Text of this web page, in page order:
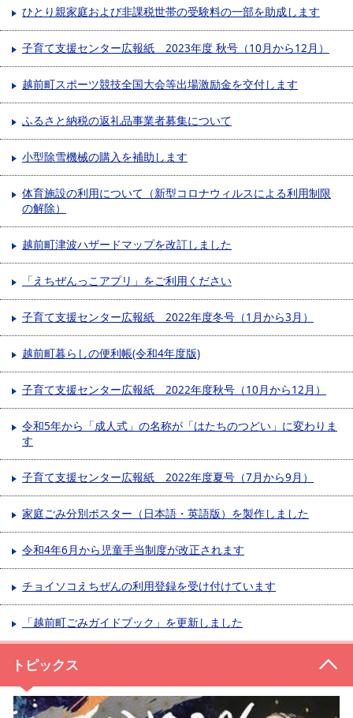
ひとり親家庭および非課税世帯の受験料の一部を助成します
子育て支援センター広報紙 2023年度 秋号（10月から12月）
越前町スポーツ競技全国大会等出場激励金を交付します
ふるさと納税の返礼品事業者募集について
小型除雪機械の購入を補助します
体育施設の利用について（新型コロナウィルスによる利用制限
の解除）
越前町津波ハザードマップを改訂しました
「えちぜんっこアプリ」をご利用ください
子育て支援センター広報紙 2022年度冬号（1月から3月）
越前町暮らしの便利帳(令和4年度版)
子育て支援センター広報紙 2022年度秋号（10月から12月）
令和5年から「成人式」の名称が「はたちのつどい」に変わりま
す
子育て支援センター広報紙 2022年度夏号（7月から9月）
家庭ごみ分別ポスター（日本語・英語版）を製作しました
令和4年6月から児童手当制度が改正されます
チョイソコえちぜんの利用登録を受け付けています
「越前町ごみガイドブック」を更新しました
トピックス